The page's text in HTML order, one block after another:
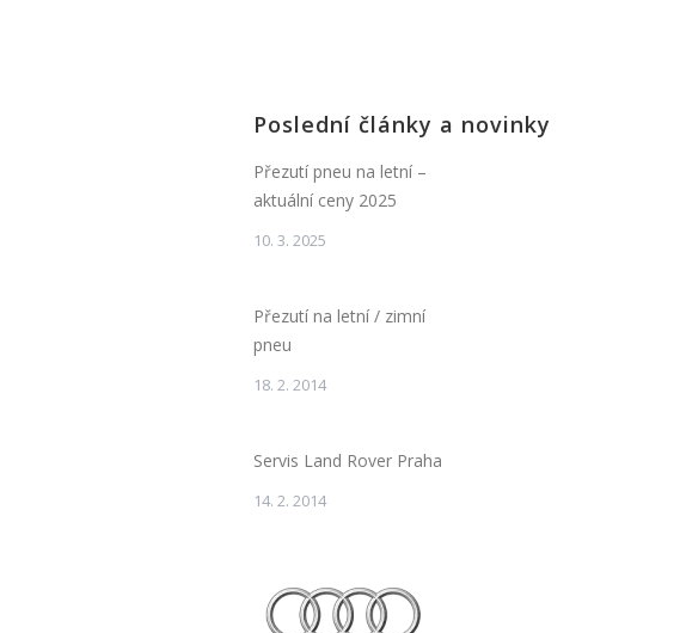
Poslední články a novinky
Přezutí pneu na letní –
aktuální ceny 2025
10. 3. 2025
Přezutí na letní / zimní
pneu
18. 2. 2014
Servis Land Rover Praha
14. 2. 2014